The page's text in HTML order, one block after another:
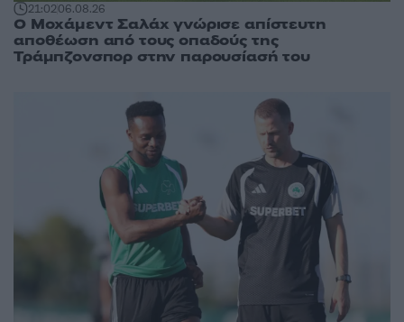
21:0206.08.26
Ο Μοχάμεντ Σαλάχ γνώρισε απίστευτη
αποθέωση από τους οπαδούς της
Τράμπζονσπορ στην παρουσίασή του